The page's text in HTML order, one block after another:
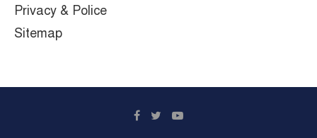
Privacy & Police
Sitemap